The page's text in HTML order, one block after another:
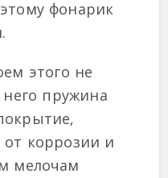
фонарик
этого не
него пружина
коррозии и
мелочам